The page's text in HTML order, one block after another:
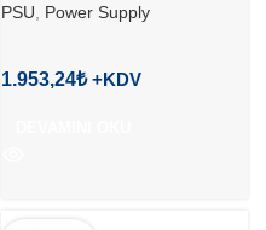
PSU
Power Supply
1.953,24₺